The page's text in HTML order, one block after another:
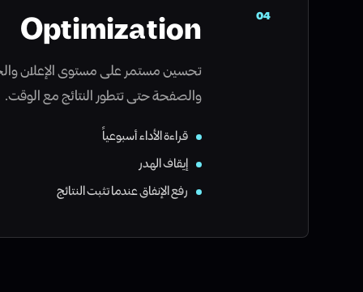
04
Optimization
تحسين مستمر على مستوى الإعلان
والصفحة حتى تتطور النتائج مع الوقت.
قراءة الأداء أسبوعياً
إيقاف الهدر
رفع الإنفاق عندما تثبت النتائج